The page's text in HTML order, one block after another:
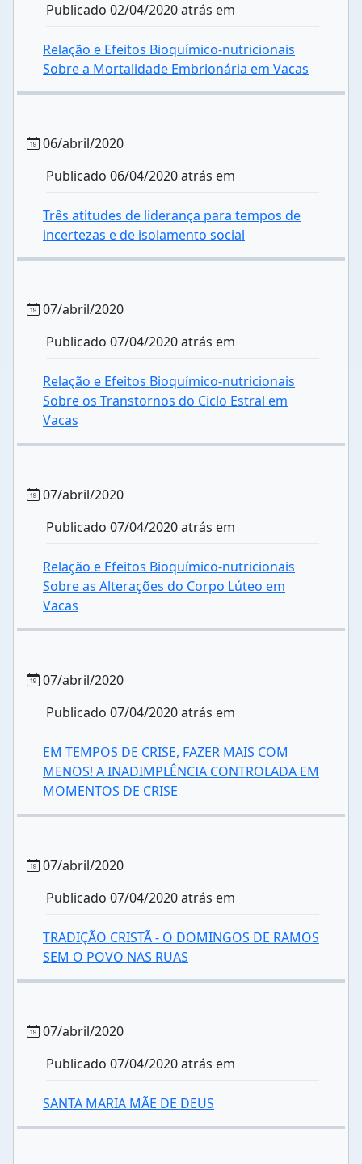
Publicado 02/04/2020 atrás em
Relação e Efeitos Bioquímico-nutricionais
Sobre a Mortalidade Embrionária em Vacas
06/abril/2020
Publicado 06/04/2020 atrás em
Três atitudes de liderança para tempos de
incertezas e de isolamento social
07/abril/2020
Publicado 07/04/2020 atrás em
Relação e Efeitos Bioquímico-nutricionais
Sobre os Transtornos do Ciclo Estral em
Vacas
07/abril/2020
Publicado 07/04/2020 atrás em
Relação e Efeitos Bioquímico-nutricionais
Sobre as Alterações do Corpo Lúteo em
Vacas
07/abril/2020
Publicado 07/04/2020 atrás em
EM TEMPOS DE CRISE, FAZER MAIS COM
MENOS! A INADIMPLÊNCIA CONTROLADA EM
MOMENTOS DE CRISE
07/abril/2020
Publicado 07/04/2020 atrás em
TRADIÇÃO CRISTÃ - O DOMINGOS DE RAMOS
SEM O POVO NAS RUAS
07/abril/2020
Publicado 07/04/2020 atrás em
SANTA MARIA MÃE DE DEUS